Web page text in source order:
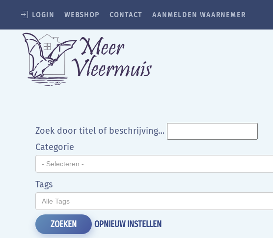
LOGIN WEBSHOP CONTACT AANMELDEN WAARNEMER
Zoek door titel of beschrijving…
Categorie
Tags
ZOEKEN OPNIEUW INSTELLEN